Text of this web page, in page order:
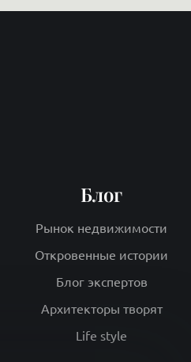
Блог
Рынок недвижимости
Откровенные истории
Блог экспертов
Архитекторы творят
Life style